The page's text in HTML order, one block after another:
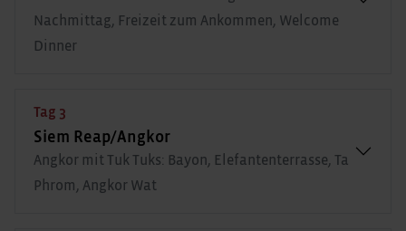
Nachmittag, Freizeit zum Ankommen, Welcome
Dinner
Tag 3
Siem Reap/Angkor
Angkor mit Tuk Tuks: Bayon, Elefantenterrasse, Ta
Phrom, Angkor Wat